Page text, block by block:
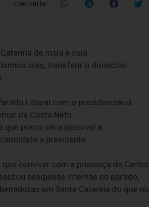
Compartilhe:
de mala e cuia.
dias, transferir o domicílio
Liberal com o presidenciável
da Costa Neto.
que ponto seria possível a
a presidente.
conviver com a presença de Carlos
pesquisas internas no partido,
em Santa Catarina do que no